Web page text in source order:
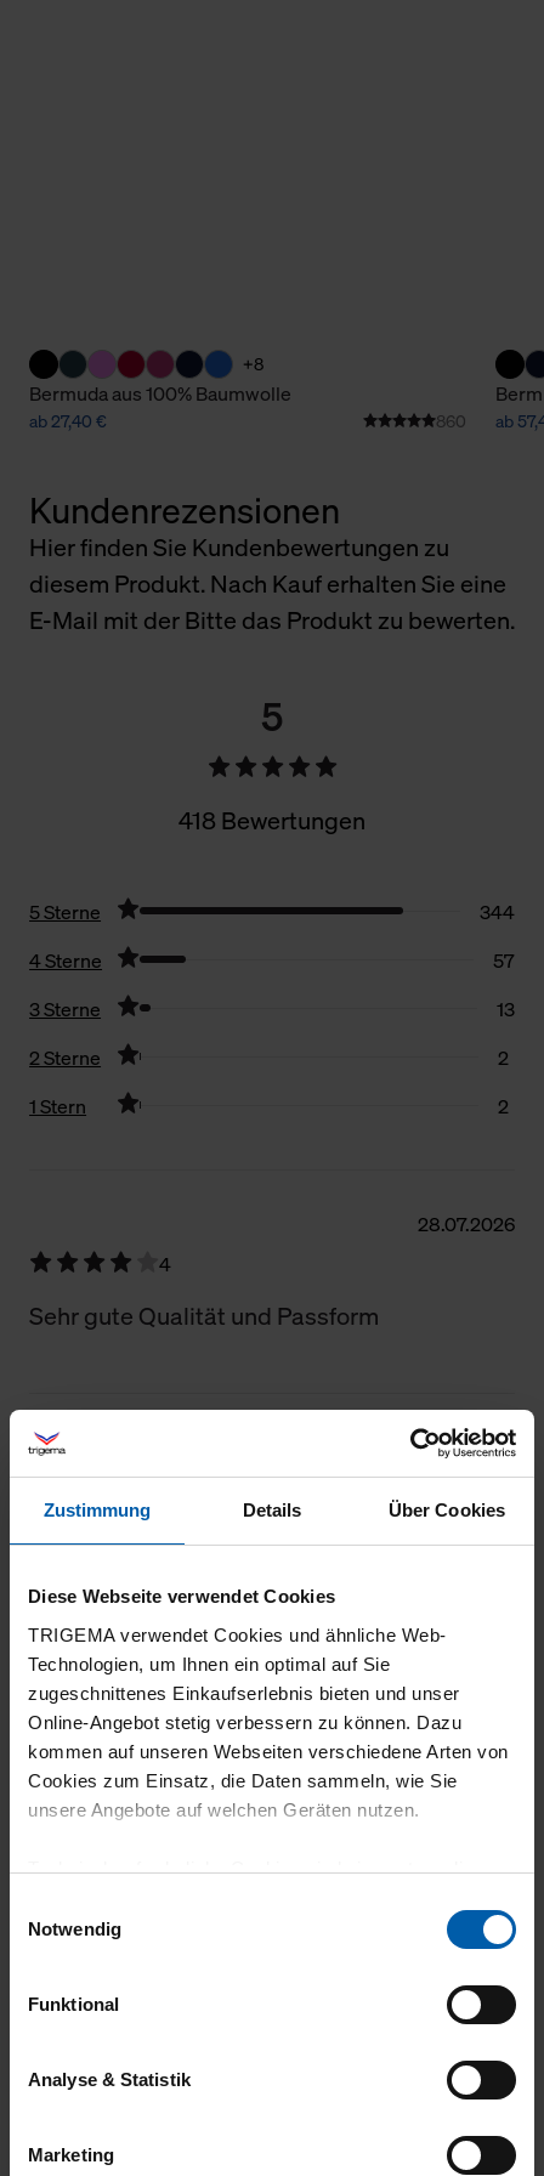
Zustimmung Details Über Cookies
Diese Webseite verwendet Cookies
TRIGEMA verwendet Cookies und ähnliche Web-
Technologien, um Ihnen ein optimal auf Sie
zugeschnittenes Einkaufserlebnis bieten und unser
Online-Angebot stetig verbessern zu können. Dazu
kommen auf unseren Webseiten verschiedene Arten von
Cookies zum Einsatz, die Daten sammeln, wie Sie
unsere Angebote auf welchen Geräten nutzen.
Technisch erforderliche Cookies sind eine notwendige
grundlegende Funktionen wie etwa zur Auswahl und
gewährleisten.
Für die Darstellung personalisierter Angebote, Anzeigen
und Inhalte aufgrund Ihres Nutzerverhaltens und Ihres
Zwecke zur Analyse und Optimierung unserer
Notwendig
Funktional
Analyse & Statistik
Marketing
+8
Bermuda aus 100% Baumwolle
ab 27,40 € 860 ab
Kundenrezensionen
Hier finden Sie Kundenbewertungen zu
diesem Produkt. Nach Kauf erhalten Sie eine
E-Mail mit der Bitte das Produkt zu bewerten.
5
418 Bewertungen
5 Sterne
344
4 Sterne
57
3 Sterne
13
2 Sterne
2
1 Stern
2
28.07.2026
4
Sehr gute Qualität und Passform
23.07.2026
Eigentlich bin ich besseres von Trigema
22.07.2026
5
Sitzt wie angegossen
20.07.2026
Die Hose ist super geschnitten, die Passform
größengerecht, die Farbe Salbei sehr schön.